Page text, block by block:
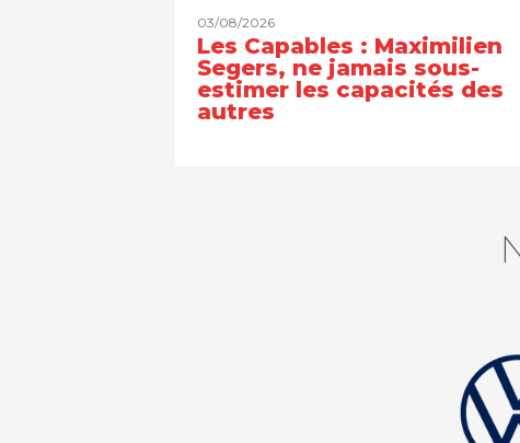
03/08/2026
Les Capables : Maximilien
Segers, ne jamais sous-
estimer les capacités des
autres